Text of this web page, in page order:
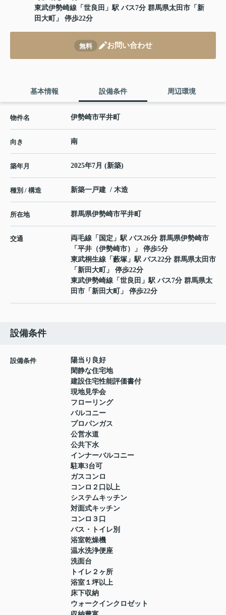
東武伊勢崎線 「 世良田 」駅 バス7分 群馬県太田市「新
田大町」 停歩22分
無料 お問い合わせ
基本情報 設備条件 周辺環境
物件名 伊勢崎市平井町
向き 南
築年月 2025年7月 (新築)
種別 / 構造 新築一戸建 / 木造
所在地 群馬県伊勢崎市平井町
交通 両毛線 「 国定 」駅 バス26分 群馬県伊勢崎市
「平井（伊勢崎市）」 停歩5分
東武桐生線 「 藪塚 」駅 バス22分 群馬県太田市
「新田大町」 停歩22分
東武伊勢崎線 「 世良田 」駅 バス7分 群馬県太
田市「新田大町」 停歩22分
設備条件
設備条件
陽当り良好
閑静な住宅地
建設住宅性能評価書付
現地見学会
フローリング
バルコニー
プロパンガス
公営水道
公共下水
インナーバルコニー
駐車3台可
ガスコンロ
コンロ２口以上
システムキッチン
対面式キッチン
コンロ３口
バス・トイレ別
浴室乾燥機
温水洗浄便座
洗面台
トイレ２ヶ所
浴室１坪以上
床下収納
ウォークインクロゼット